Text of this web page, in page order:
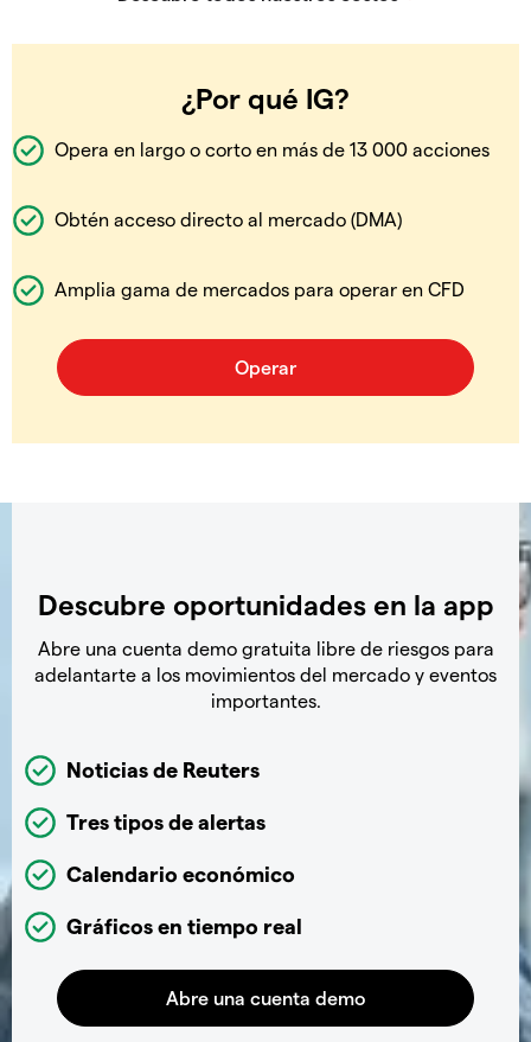
¿Por qué IG?
Opera en largo o corto en más de 13 000 acciones
Obtén acceso directo al mercado (DMA)
Amplia gama de mercados para operar en CFD
Descubre oportunidades en la app
Abre una cuenta demo gratuita libre de riesgos para
adelantarte a los movimientos del mercado y eventos
importantes.
Noticias de Reuters
Tres tipos de alertas
Calendario económico
Gráficos en tiempo real